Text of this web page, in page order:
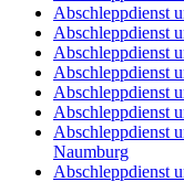
Abschleppdienst
Abschleppdienst
Abschleppdienst
Abschleppdienst
Abschleppdienst
Abschleppdienst
Abschleppdienst
Naumburg
Abschleppdienst